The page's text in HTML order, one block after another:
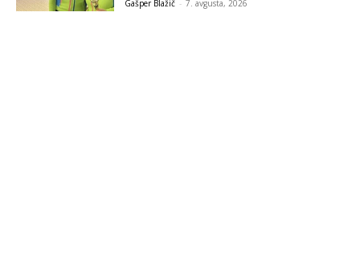
Gašper Blažič - 7. avgusta, 2026